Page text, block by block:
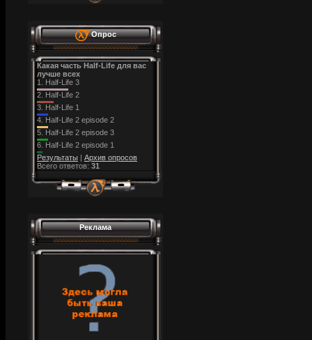
Опрос
Какая часть Half-Life для вас
лучше всех
1. Half-Life 3
2. Half-Life 2
3. Half-Life 1
4. Half-Life 2 episode 2
5. Half-Life 2 episode 3
6. Half-Life 2 episode 1
Результаты | Архив опросов
Всего ответов: 31
Реклама